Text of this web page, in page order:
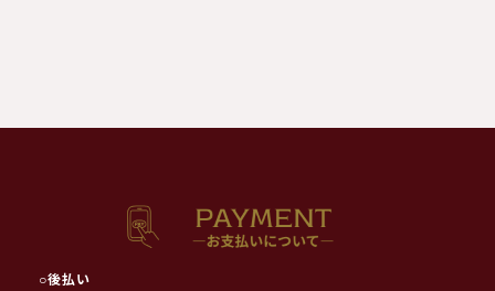
○後払い